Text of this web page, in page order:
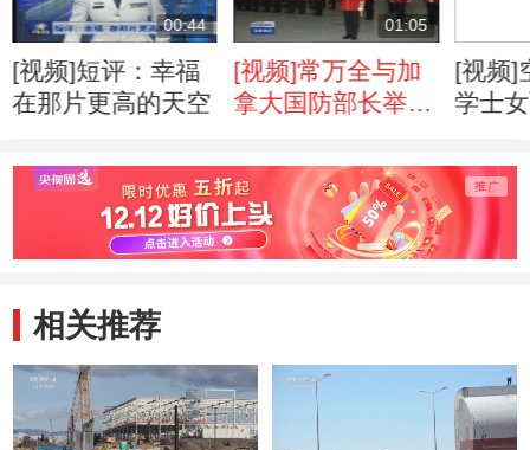
00:44
[视频]短评：幸福
在那片更高的天空
01:05
[视频]常万全与加
拿大国防部长举行
[视频]
学士
相关推荐